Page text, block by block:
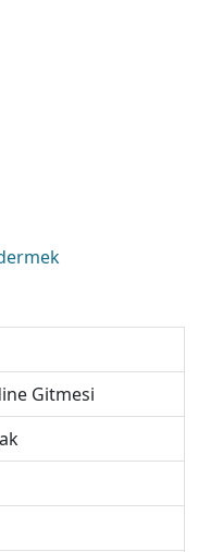
Gitmesi